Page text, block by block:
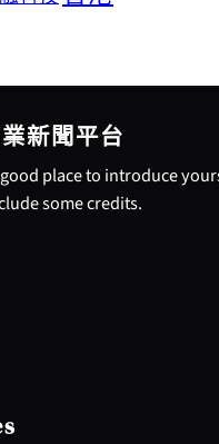
新聞平台
place to introduce
some credits.